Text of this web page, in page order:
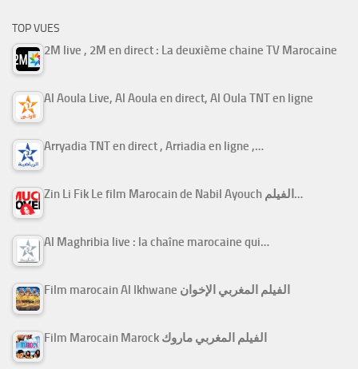
TOP VUES
2M live , 2M en direct : La deuxième chaine TV Marocaine
Al Aoula Live, Al Aoula en direct, Al Oula TNT en ligne
Arryadia TNT en direct , Arriadia en ligne ,…
Zin Li Fik Le film Marocain de Nabil Ayouch الفيلم…
Al Maghribia live : la chaîne marocaine qui…
Film marocain Al Ikhwane الفيلم المغربي الإخوان
Film Marocain Marock الفيلم المغربي ماروك